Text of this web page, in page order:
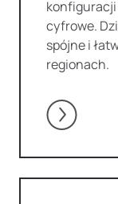
konfiguracji
cyfrowe.
spójne i
regionach.